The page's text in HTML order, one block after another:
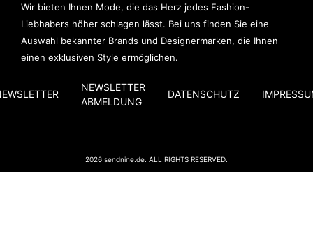
Wir bieten Ihnen Mode, die das Herz jedes Fashion-
Liebhabers höher schlagen lässt. Bei uns finden Sie eine
Auswahl bekannter Brands und Designermarken, die Ihnen
einen exklusiven Style ermöglichen.
NEWSLETTER
ABMELDUNG
DATENSCHUTZ
2026 sendnine.de. ALL RIGHTS RESERVED.